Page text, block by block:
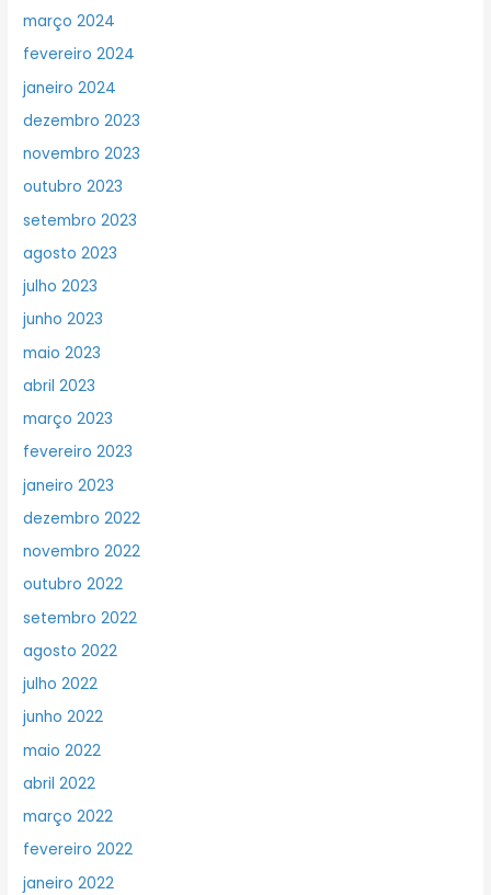
março 2024
fevereiro 2024
janeiro 2024
dezembro 2023
novembro 2023
outubro 2023
setembro 2023
agosto 2023
julho 2023
junho 2023
maio 2023
abril 2023
março 2023
fevereiro 2023
janeiro 2023
dezembro 2022
novembro 2022
outubro 2022
setembro 2022
agosto 2022
julho 2022
junho 2022
maio 2022
abril 2022
março 2022
fevereiro 2022
janeiro 2022